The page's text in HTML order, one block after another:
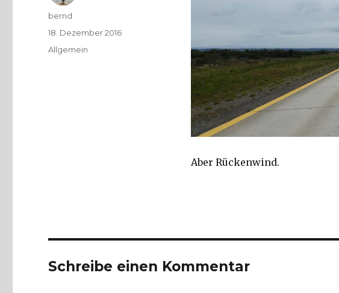
Aber Rückenwind.
Autor
bernd
Veröffentlicht
am
18. Dezember 2016
Kategorien
Allgemein
Schreibe einen Kommentar